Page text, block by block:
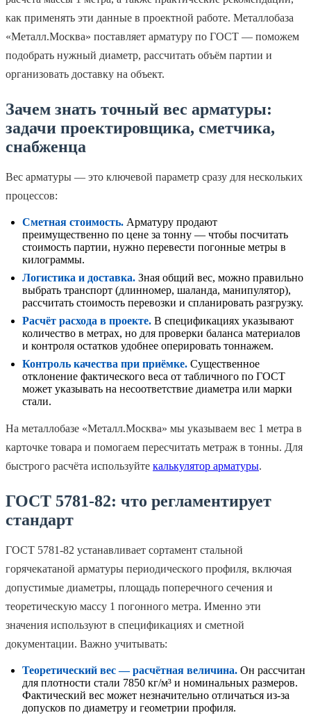
как применять эти данные в проектной работе. Металлобаза
«Металл.Москва» поставляет арматуру по ГОСТ — поможем
подобрать нужный диаметр, рассчитать объём партии и
организовать доставку на объект.
Зачем знать точный вес арматуры:
задачи проектировщика, сметчика,
снабженца
Вес арматуры — это ключевой параметр сразу для нескольких
процессов:
Сметная стоимость. Арматуру продают
преимущественно по цене за тонну — чтобы посчитать
стоимость партии, нужно перевести погонные метры в
килограммы.
Логистика и доставка. Зная общий вес, можно правильно
выбрать транспорт (длинномер, шаланда, манипулятор),
рассчитать стоимость перевозки и спланировать разгрузку.
Расчёт расхода в проекте. В спецификациях указывают
количество в метрах, но для проверки баланса материалов
и контроля остатков удобнее оперировать тоннажем.
Контроль качества при приёмке. Существенное
отклонение фактического веса от табличного по ГОСТ
может указывать на несоответствие диаметра или марки
стали.
На металлобазе «Металл.Москва» мы указываем вес 1 метра в
карточке товара и помогаем пересчитать метраж в тонны. Для
быстрого расчёта используйте калькулятор арматуры.
ГОСТ 5781‑82: что регламентирует
стандарт
ГОСТ 5781‑82 устанавливает сортамент стальной
горячекатаной арматуры периодического профиля, включая
допустимые диаметры, площадь поперечного сечения и
теоретическую массу 1 погонного метра. Именно эти
значения используют в спецификациях и сметной
документации. Важно учитывать:
Теоретический вес — расчётная величина. Он рассчитан
для плотности стали 7850 кг/м³ и номинальных размеров.
Фактический вес может незначительно отличаться из‑за
допусков по диаметру и геометрии профиля.